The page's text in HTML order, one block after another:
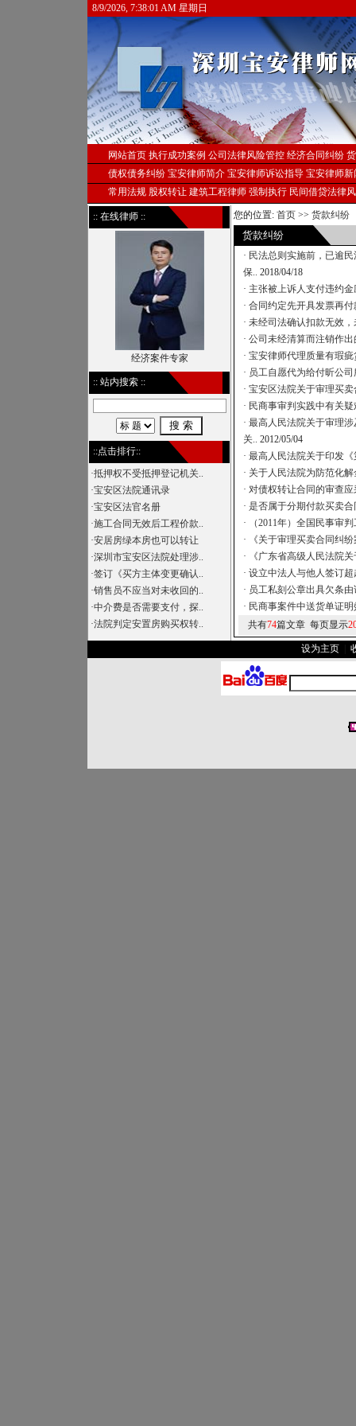
8/9/2026, 7:38:02 AM 星期日
网站首页 执行成功案例 公司法律风险管控 经济合同纠纷
债权债务纠纷 宝安律师简介 宝安律师诉讼指导 宝安律师新
常用法规 股权转让 建筑工程律师 强制执行 民间借贷法律
:: 在线律师 ::
经济案件专家
:: 站内搜索 ::
::点击排行::
·抵押权不受抵押登记机关..
·宝安区法院通讯录
·宝安区法官名册
·施工合同无效后工程价款..
·安居房绿本房也可以转让
·深圳市宝安区法院处理涉..
·签订《买方主体变更确认..
·销售员不应当对未收回的..
·中介费是否需要支付，探..
·法院判定安置房购买权转..
您的位置: 首页 >> 货款纠纷
货款纠纷
· 民法总则实施前，已逾
保.. 2018/04/18
· 主张被上诉人支付违约
· 合同约定先开具发票再
· 未经司法确认扣款无效
· 公司未经清算而注销作
· 宝安律师代理质量有瑕
· 员工自愿代为给付昕公
· 宝安区法院关于审理买
· 民商事审判实践中有关
· 最高人民法院关于审理
关.. 2012/05/04
· 最高人民法院关于印发
· 关于人民法院为防范化
· 对债权转让合同的审查
· 是否属于分期付款买卖合
·
（2011年）全国民事审
·
《关于审理买卖合同纠
·
《广东省高级人民法院
· 设立中法人与他人签订
· 员工私刻公章出具欠条
· 民商事案件中送货单证
共有74篇文章 每页显示
设为主页